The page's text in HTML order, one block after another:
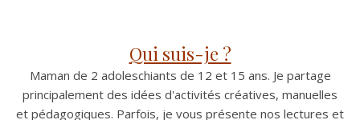
Qui suis-je ?
Maman de 2 adoleschiants de 12 et 15 ans. Je partage
principalement des idées d'activités créatives, manuelles
et pédagogiques. Parfois, je vous présente nos lectures et